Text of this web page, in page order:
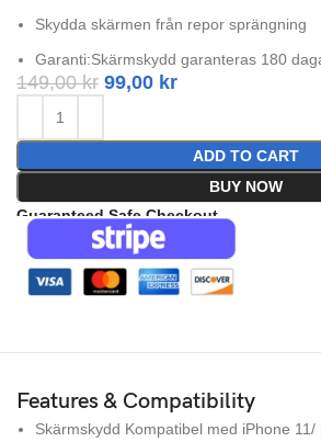
Skydda skärmen från repor sprängning
Garanti:Skärmskydd garanteras 180
149,00kr 99,00 kr
ADD TO CART
BUY NOW
Guaranteed Safe Checkout
Features & Compatibility
Skärmskydd Kompatibel med iPhone 11/